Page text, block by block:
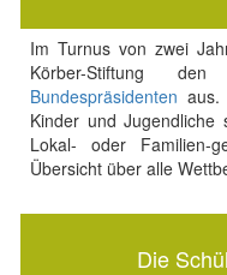
Im Turnus von zwei
Körber-Stiftung
Bundespräsidenten aus.
Kinder und
Lokal- oder Familien-
Übersicht über alle
Die